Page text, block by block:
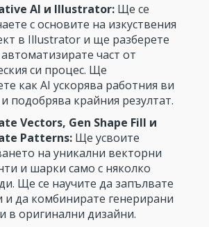
AI и Illustrator: Ще се
с основите на изкуствения
в Illustrator и ще разберете
част от
си процес. Ще
как AI ускорява работния ви
подобрява крайния резултат.
Vectors, Gen Shape Fill и
Patterns: Ще усвоите
на уникални векторни
и шарки само с няколко
Ще се научите да запълвате
и да комбинирате генерирани
в оригинални дизайни.